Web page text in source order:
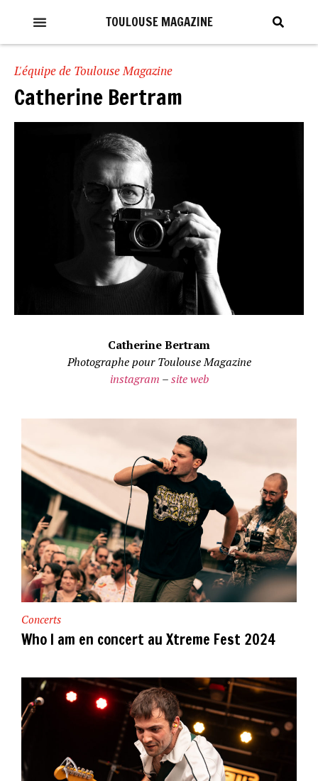
TOULOUSE MAGAZINE
L'équipe de Toulouse Magazine
Catherine Bertram
Catherine Bertram
Photographe pour Toulouse Magazine
instagram –site web
Concerts
Who I am en concert au Xtreme Fest 2024